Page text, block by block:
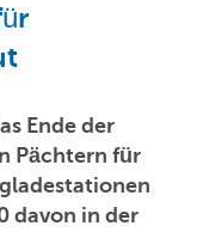
Ende der
Pächtern für
davon in der